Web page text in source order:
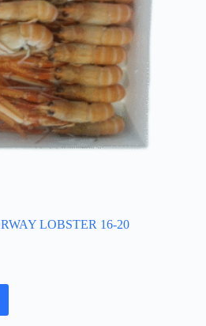
LOBSTER 16-20